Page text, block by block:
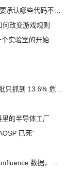
改变游戏规则
实验室的开始
里的半导体工厂
已死”